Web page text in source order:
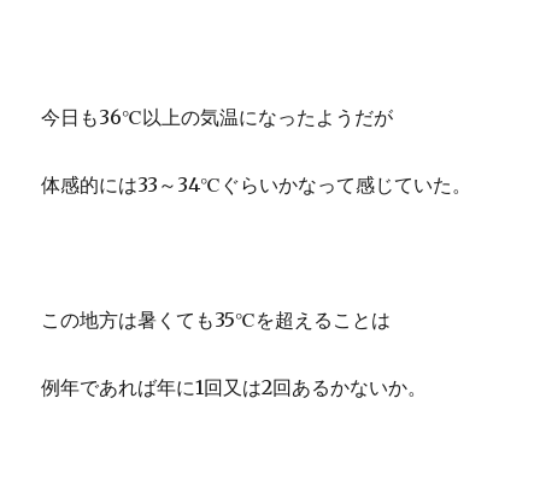
今日も36℃以上の気温になったようだが
体感的には33～34℃ぐらいかなって感じていた。
この地方は暑くても35℃を超えることは
例年であれば年に1回又は2回あるかないか。